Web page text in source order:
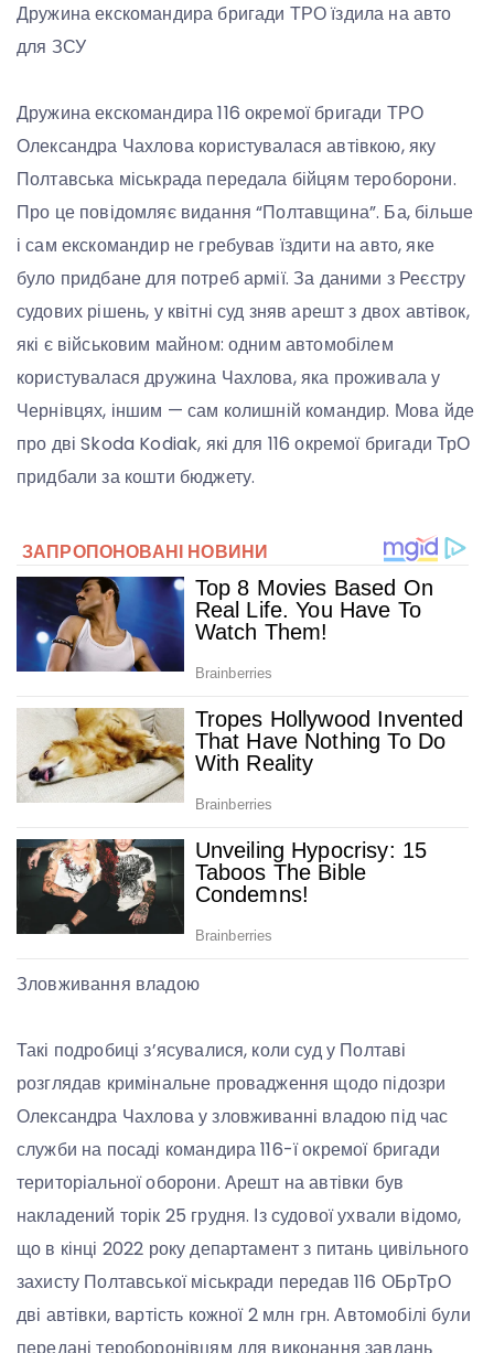
Дружина екскомандира бригади ТРО їздила на авто
для ЗСУ
Дружина екскомандира 116 окремої бригади ТРО
Олександра Чахлова користувалася автівкою, яку
Полтавська міськрада передала бійцям тероборони.
Про це повідомляє видання “Полтавщина”. Ба, більше
і сам екскомандир не гребував їздити на авто, яке
було придбане для потреб армії. За даними з Реєстру
судових рішень, у квітні суд зняв арешт з двох автівок,
які є військовим майном: одним автомобілем
користувалася дружина Чахлова, яка проживала у
Чернівцях, іншим — сам колишній командир. Мова йде
про дві Skoda Kodiak, які для 116 окремої бригади ТрО
придбали за кошти бюджету.
Зловживання владою
Такі подробиці з’ясувалися, коли суд у Полтаві
розглядав кримінальне провадження щодо підозри
Олександра Чахлова у зловживанні владою під час
служби на посаді командира 116-ї окремої бригади
територіальної оборони. Арешт на автівки був
накладений торік 25 грудня. Із судової ухвали відомо,
що в кінці 2022 року департамент з питань цивільного
захисту Полтавської міськради передав 116 ОБрТрО
дві автівки, вартість кожної 2 млн грн. Автомобілі були